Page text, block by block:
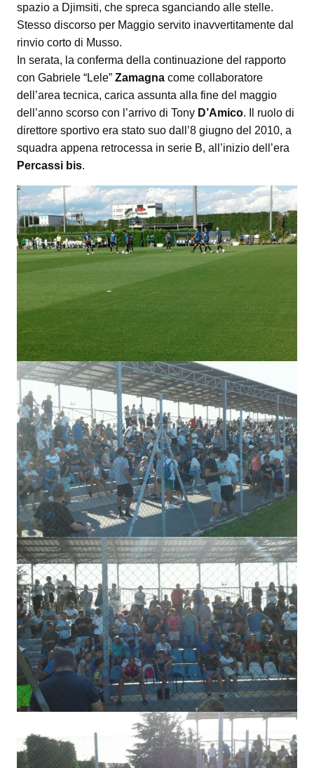
spazio a Djimsiti, che spreca sganciando alle stelle.
Stesso discorso per Maggio servito inavvertitamente dal
rinvio corto di Musso.
In serata, la conferma della continuazione del rapporto
con Gabriele “Lele” Zamagna come collaboratore
dell’area tecnica, carica assunta alla fine del maggio
dell’anno scorso con l’arrivo di Tony D’Amico. Il ruolo di
direttore sportivo era stato suo dall’8 giugno del 2010, a
squadra appena retrocessa in serie B, all’inizio dell’era
Percassi bis.